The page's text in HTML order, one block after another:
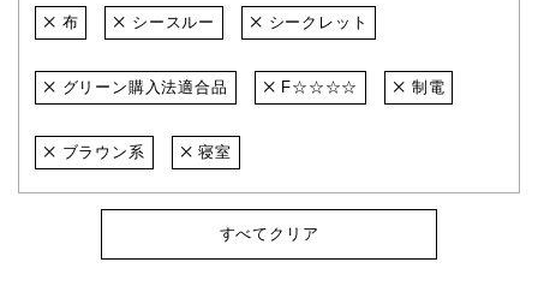
布 シースルー シークレット
グリーン購入法適合品 F☆☆☆☆ 制電
ブラウン系 寝室
すべてクリア